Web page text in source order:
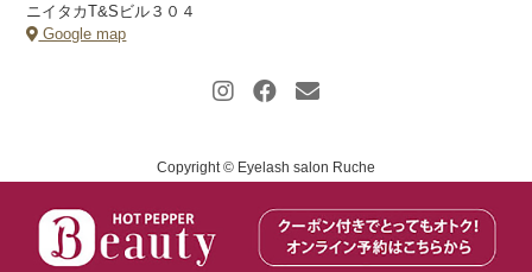
ニイタカT&Sビル３０４
Google map
Copyright © Eyelash salon Ruche